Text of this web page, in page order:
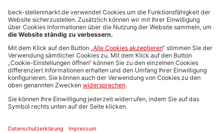
Anzeigen-AGB
Media-Daten
Newsletteranmeldung
Produktübersicht
ALLGEMEIN
FAQs
Impressum